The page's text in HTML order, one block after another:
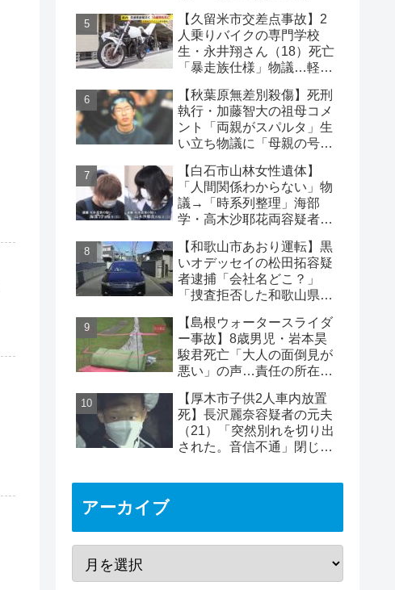
【久留米市交差点事故】2
人乗りバイクの専門学校
生・永井翔さん（18）死亡
「暴走族仕様」物議…軽自
【秋葉原無差別殺傷】死刑
執行・加藤智大の祖母コメ
ント「両親がスパルタ」生
い立ち物議に「母親の号泣
【白石市山林女性遺体】
「人間関係わからない」物
議→「時系列整理」海部
学・高木沙耶花両容疑者、
な事件
【和歌山市あおり運転】黒
いオデッセイの松田拓容疑
者逮捕「会社名どこ？」
「捜査拒否した和歌山県
の声
【島根ウォータースライダ
ー事故】8歳男児・岩本昊
駿君死亡「大人の面倒見が
悪い」の声…責任の所在
ド
【厚木市子供2人車内放置
死】長沢麗奈容疑者の元夫
（21）「突然別れを切り出
された。音信不通」閉じ込
アーカイブ